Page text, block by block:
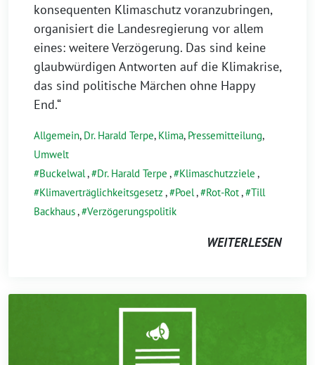
konsequenten Klimaschutz voranzubringen,
organisiert die Landesregierung vor allem
eines: weitere Verzögerung. Das sind keine
glaubwürdigen Antworten auf die Klimakrise,
das sind politische Märchen ohne Happy
End.“
Allgemein, Dr. Harald Terpe, Klima, Pressemitteilung,
Umwelt
Buckelwal, Dr. Harald Terpe , Klimaschutzziele ,
Klimaverträglichkeitsgesetz , Poel, Rot-Rot, Till
Backhaus, Verzögerungspolitik
WEITERLESEN